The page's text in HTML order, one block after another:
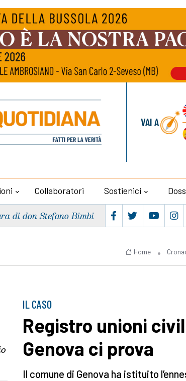
VAI A
Collaboratori Sostienici
di don Stefano Bimbi
Home
IL CASO
Registro unioni
Genova ci prova
Il comune di Genova ha istituito